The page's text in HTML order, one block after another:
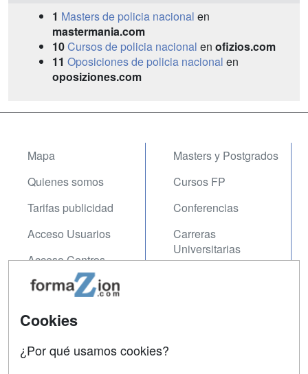
1 Masters de policia nacional en
mastermania.com
10Cursos de policia nacional en ofizios.com
11 Oposiciones de policia nacional en
oposiziones.com
Mapa
Quienes somos
Tarifas publicidad
Acceso Usuarios
Acceso Centros
Masters y Postgrados
Cursos FP
Conferencias
Carreras
Universitarias
Contactar
Cookies
¿Por qué usamos cookies?